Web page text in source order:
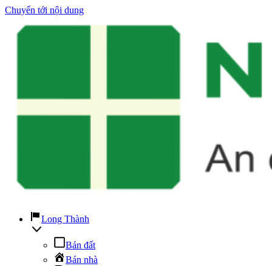
Chuyển tới nội dung
Long Thành
Bán đất
Bán nhà